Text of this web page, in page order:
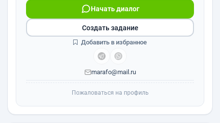
Начать диалог
marafo@mail.ru
Создать задание
Добавить в избранное
Пожаловаться на профиль